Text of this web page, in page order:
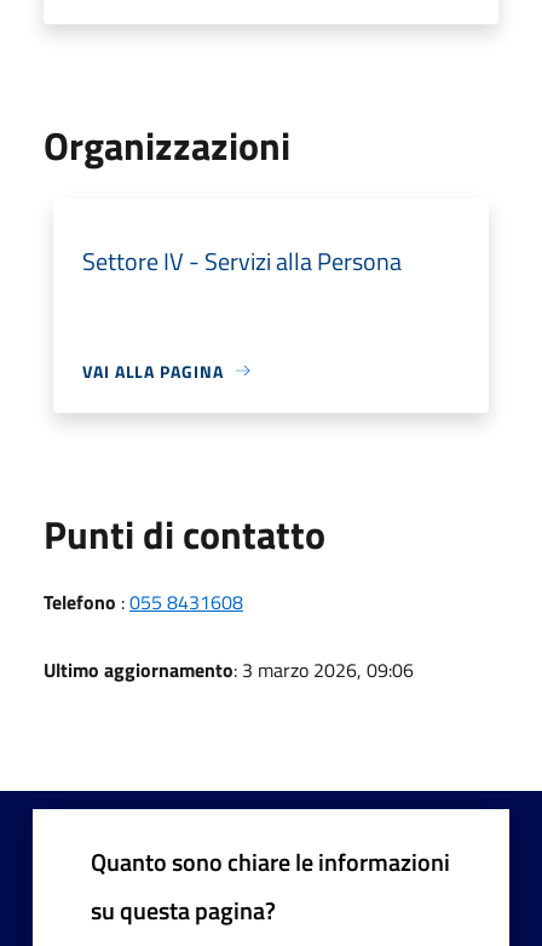
Organizzazioni
Settore IV - Servizi alla Persona
VAI ALLA PAGINA
Punti di contatto
Telefono :055 8431608
Ultimo aggiornamento: 3 marzo 2026, 09:06
Quanto sono chiare le informazioni
su questa pagina?